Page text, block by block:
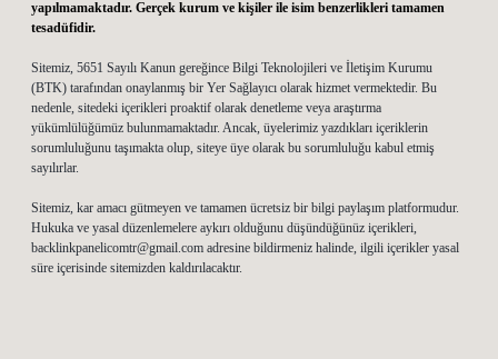
yapılmamaktadır. Gerçek kurum ve kişiler ile isim benzerlikleri tamamen
tesadüfidir.
Sitemiz, 5651 Sayılı Kanun gereğince Bilgi Teknolojileri ve İletişim Kurumu
(BTK) tarafından onaylanmış bir Yer Sağlayıcı olarak hizmet vermektedir. Bu
nedenle, sitedeki içerikleri proaktif olarak denetleme veya araştırma
yükümlülüğümüz bulunmamaktadır. Ancak, üyelerimiz yazdıkları içeriklerin
sorumluluğunu taşımakta olup, siteye üye olarak bu sorumluluğu kabul etmiş
sayılırlar.
Sitemiz, kar amacı gütmeyen ve tamamen ücretsiz bir bilgi paylaşım platformudur.
Hukuka ve yasal düzenlemelere aykırı olduğunu düşündüğünüz içerikleri,
backlinkpanelicomtr@gmail.com adresine bildirmeniz halinde, ilgili içerikler yasal
süre içerisinde sitemizden kaldırılacaktır.